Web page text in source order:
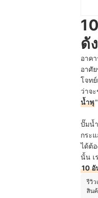
ดั
อาค
อาศั
โจท
ว่าจ
น้ำพุ
ปั๊มน้
กระ
ได้ต้
นั้น เ
10
รีวิ
สิน